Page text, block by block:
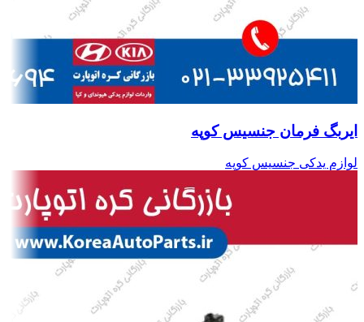
ایربگ فرمان جنسیس کوپه
لوازم یدکی جنسیس کوپه